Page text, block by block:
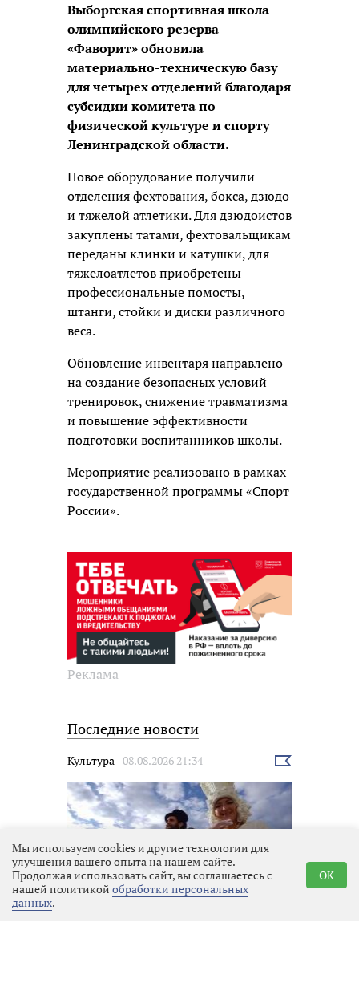
Выборгская спортивная школа
олимпийского резерва
«Фаворит» обновила
материально-техническую базу
для четырех отделений благодаря
субсидии комитета по
физической культуре и спорту
Ленинградской области.
Новое оборудование получили
отделения фехтования, бокса, дзюдо
и тяжелой атлетики. Для дзюдоистов
закуплены татами, фехтовальщикам
переданы клинки и катушки, для
тяжелоатлетов приобретены
профессиональные помосты,
штанги, стойки и диски различного
веса.
Обновление инвентаря направлено
на создание безопасных условий
тренировок, снижение травматизма
и повышение эффективности
подготовки воспитанников школы.
Мероприятие реализовано в рамках
государственной программы «Спорт
России».
Реклама
Последние новости
Культура 08.08.2026 21:34
Выбрать
Мы используем cookies и другие технологии для
улучшения вашего опыта на нашем сайте.
Продолжая использовать сайт, вы соглашаетесь с
нашей политикой обработки персональных
данных.
OK